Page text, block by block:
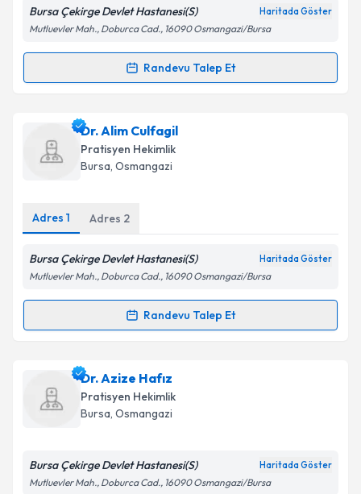
Kişisel verilerimin işlenmesine ilişkin
Metni'ni okudum ve kişisel verilerimin belirtilen
Takvim Talebini Gönder
Bursa Çekirge Devlet Hastanesi(S) Haritada Göster
Mutluevler Mah., Doburca Cad., 16090 Osmangazi/Bursa
Randevu Talep Et
Randevu Takvimi Talebi
Dr. Gonca Gürbüziçin randevu takvimi talebi
oluşturun. Size bu uzmandan randevu almanız için bir
takvim hazırlandığında e-posta ile bilgilendireceğiz.
Kişisel verilerimin işlenmesine ilişkinAydınlatma
kapsamda işlenmesini kabul ediyorum.
Dr. Alim Culfagil
Pratisyen Hekimlik
Bursa, Osmangazi
Adres 1 Adres 2
Bursa Çekirge Devlet Hastanesi(S) Haritada Göster
Mutluevler Mah., Doburca Cad., 16090 Osmangazi/Bursa
Randevu Talep Et
Randevu Takvimi Talebi
Dr. Alim Culfagiliçin randevu takvimi talebi
oluşturun. Size bu uzmandan randevu almanız için bir
takvim hazırlandığında e-posta ile bilgilendireceğiz.
Dr. Azize Hafız
Pratisyen Hekimlik
Bursa, Osmangazi
Bursa Çekirge Devlet Hastanesi(S) Haritada Göster
Mutluevler Mah., Doburca Cad., 16090 Osmangazi/Bursa